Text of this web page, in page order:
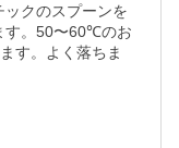
クのスプーンを
す。50〜60℃のお
す。よく落ちま